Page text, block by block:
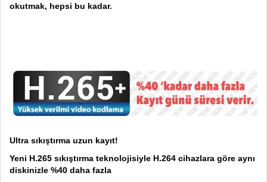
okutmak, hepsi bu kadar.
Ultra sıkıştırma uzun kayıt!
Yeni H.265 sıkıştırma teknolojisiyle H.264 cihazlara göre aynı
diskinizle %40 daha fazla